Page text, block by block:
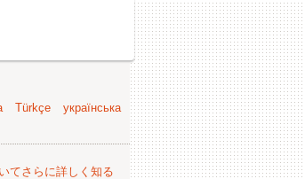
Türkçe
українська
てさらに詳しく知る